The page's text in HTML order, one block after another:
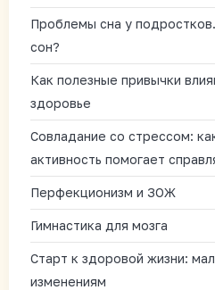
Проблемы сна у
сон?
Как полезные привычки
здоровье
Совладание со стрессом:
активность помогает
Перфекционизм и ЗОЖ
Гимнастика для мозга
Старт к здоровой жизни:
изменениям